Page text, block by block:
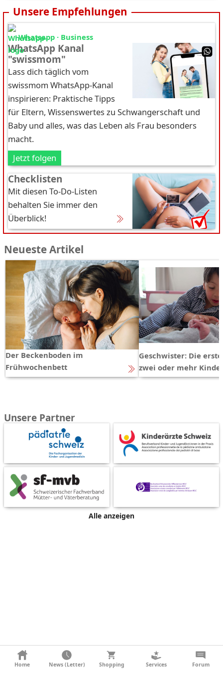
Unsere Empfehlungen
Whatsapp · Business
WhatsApp Kanal
"swissmom"
Lass dich täglich vom
swissmom WhatsApp-Kanal
inspirieren: Praktische Tipps
für Eltern, Wissenswertes zu Schwangerschaft und
Baby und alles, was das Leben als Frau besonders
macht.
Jetzt folgen
Checklisten
Mit diesen To-Do-Listen
behalten Sie immer den
Überblick!
Neueste Artikel
Der Beckenboden im
Frühwochenbett
Geschwister: Die
zwei oder mehr
Unsere Partner
Alle anzeigen
KONTAKT
Home
News (Letter) Shopping Services Forum